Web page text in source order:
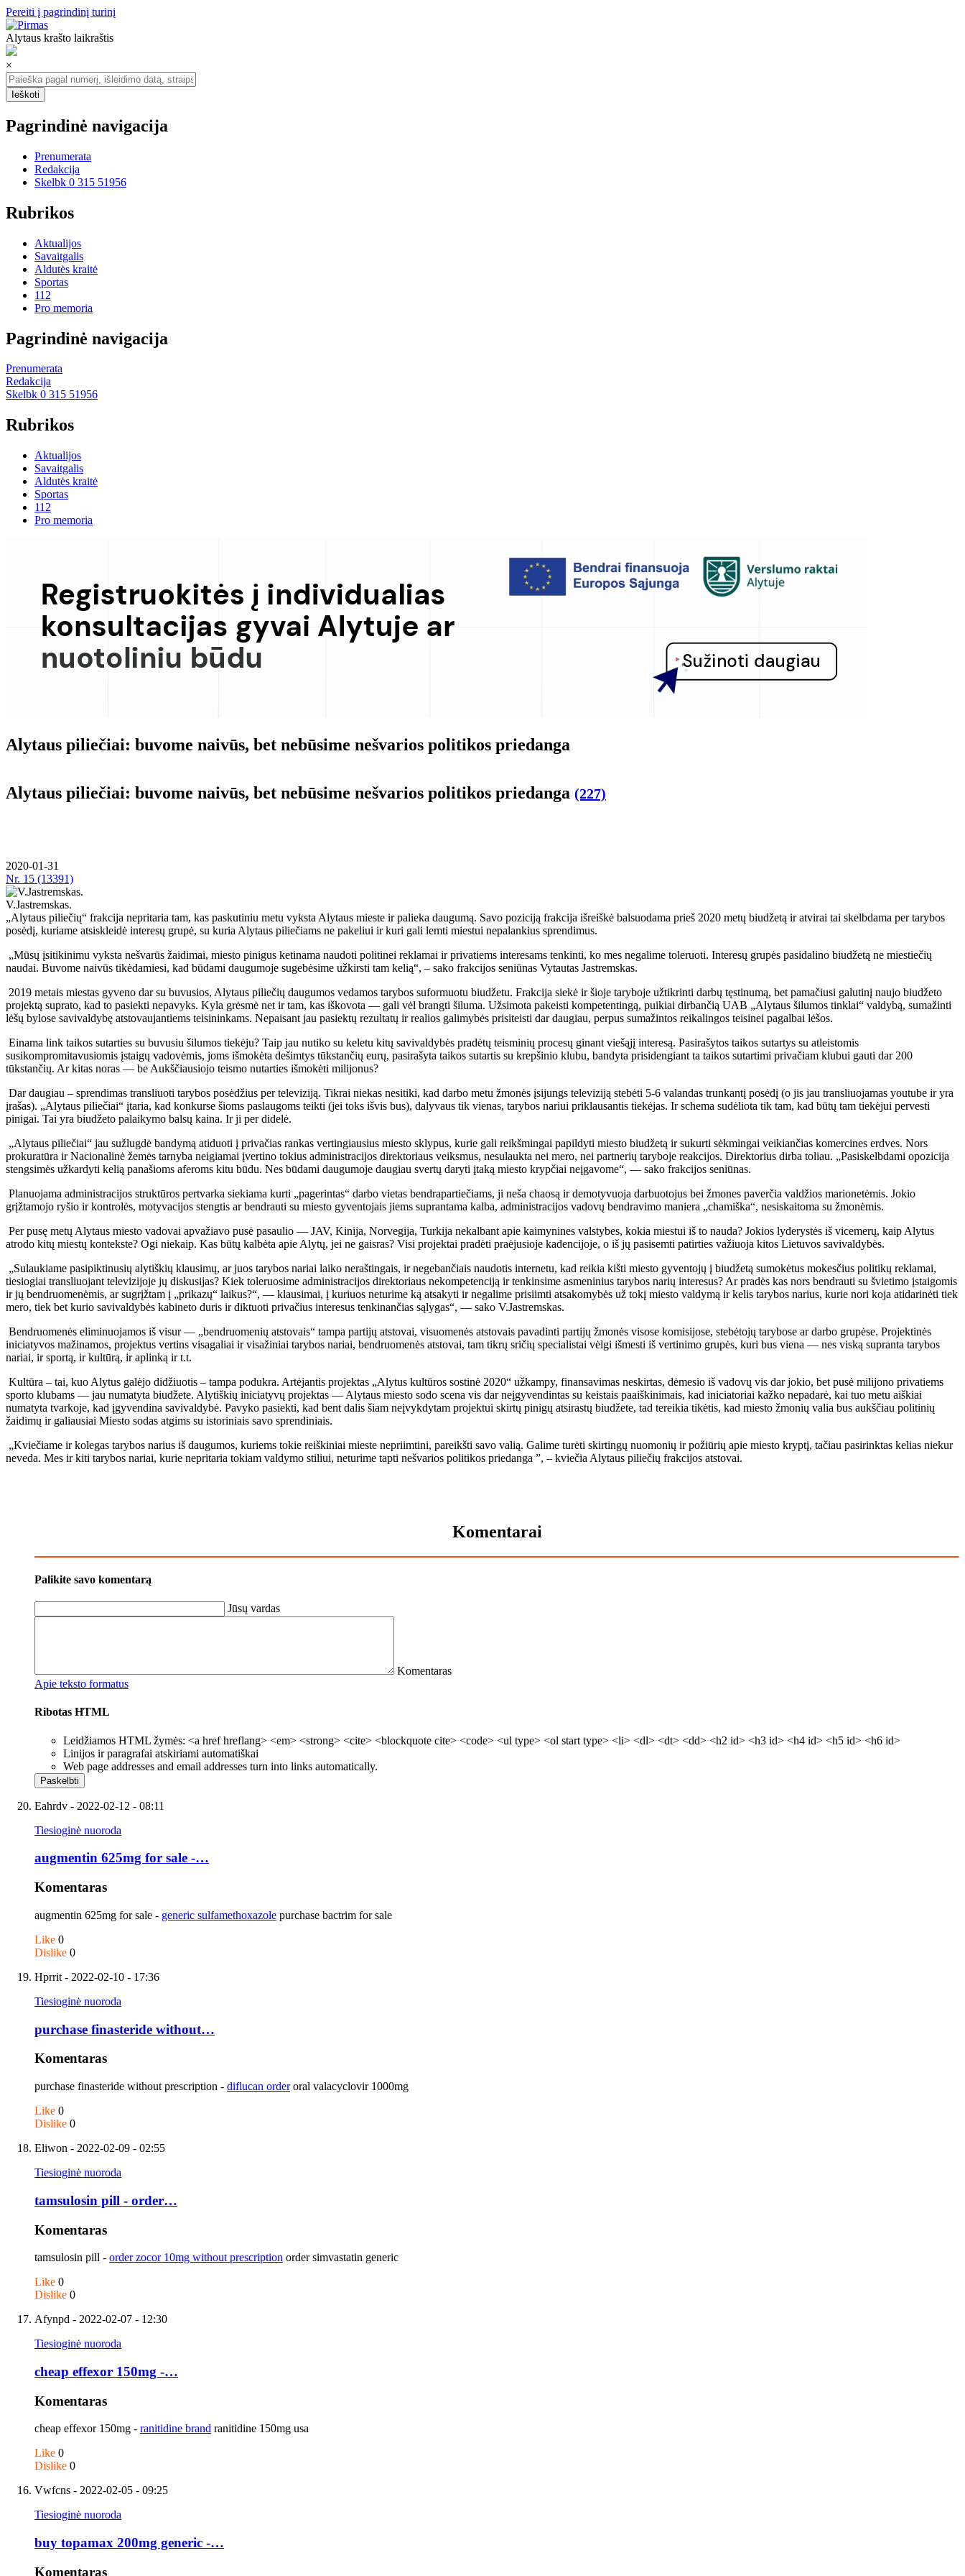
Pereiti į pagrindinį turinį
Alytaus krašto laikraštis
×
Pagrindinė navigacija
Prenumerata
Redakcija
Skelbk 0 315 51956
Rubrikos
Aktualijos
Savaitgalis
Aldutės kraitė
Sportas
112
Pro memoria
Pagrindinė navigacija
Prenumerata
Redakcija
Skelbk 0 315 51956
Rubrikos
Aktualijos
Savaitgalis
Aldutės kraitė
Sportas
112
Pro memoria
Alytaus piliečiai: buvome naivūs, bet nebūsime nešvarios politikos priedanga
Alytaus piliečiai: buvome naivūs, bet nebūsime nešvarios politikos priedanga (227)
2020-01-31
Nr. 15 (13391)
V.Jastremskas.
„Alytaus piliečių“ frakcija nepritaria tam, kas paskutiniu metu vyksta Alytaus mieste ir palieka daugumą. Savo poziciją frakcija išreiškė balsuodama prieš 2020 metų biudžetą ir atvirai tai skelbdama per tarybos
posėdį, kuriame atsiskleidė interesų grupė, su kuria Alytaus piliečiams ne pakeliui ir kuri gali lemti miestui nepalankius sprendimus.
„Mūsų įsitikinimu vyksta nešvarūs žaidimai, miesto pinigus ketinama naudoti politinei reklamai ir privatiems interesams tenkinti, ko mes negalime toleruoti. Interesų grupės pasidalino biudžetą ne miestiečių
naudai. Buvome naivūs tikėdamiesi, kad būdami daugumoje sugebėsime užkirsti tam kelią“, – sako frakcijos seniūnas Vytautas Jastremskas.
2019 metais miestas gyveno dar su buvusios, Alytaus piliečių daugumos vedamos tarybos suformuotu biudžetu. Frakcija siekė ir šioje taryboje užtikrinti darbų tęstinumą, bet pamačiusi galutinį naujo biudžeto
projektą suprato, kad to pasiekti nepavyks. Kyla grėsmė net ir tam, kas iškovota — gali vėl brangti šiluma. Užsimota pakeisti kompetentingą, puikiai dirbančią UAB „Alytaus šilumos tinklai“ valdybą, sumažinti
lėšų bylose savivaldybę atstovaujantiems teisininkams. Nepaisant jau pasiektų rezultatų ir realios galimybės prisiteisti dar daugiau, perpus sumažintos reikalingos teisinei pagalbai lėšos.
Einama link taikos sutarties su buvusiu šilumos tiekėju? Taip jau nutiko su keletu kitų savivaldybės pradėtų teisminių procesų ginant viešąjį interesą. Pasirašytos taikos sutartys su atleistomis
susikompromitavusiomis įstaigų vadovėmis, joms išmokėta dešimtys tūkstančių eurų, pasirašyta taikos sutartis su krepšinio klubu, bandyta prisidengiant ta taikos sutartimi privačiam klubui gauti dar 200
tūkstančių. Ar kitas noras — be Aukščiausiojo teismo nutarties išmokėti milijonus?
Dar daugiau – sprendimas transliuoti tarybos posėdžius per televiziją. Tikrai niekas nesitiki, kad darbo metu žmonės įsijungs televiziją stebėti 5-6 valandas trunkantį posėdį (o jis jau transliuojamas youtube ir yra
įrašas). „Alytaus piliečiai“ įtaria, kad konkurse šioms paslaugoms teikti (jei toks išvis bus), dalyvaus tik vienas, tarybos nariui priklausantis tiekėjas. Ir schema sudėliota tik tam, kad būtų tam tiekėjui pervesti
pinigai. Tai yra biudžeto palaikymo balsų kaina. Ir ji per didelė.
„Alytaus piliečiai“ jau sužlugdė bandymą atiduoti į privačias rankas vertingiausius miesto sklypus, kurie gali reikšmingai papildyti miesto biudžetą ir sukurti sėkmingai veikiančias komercines erdves. Nors
prokuratūra ir Nacionalinė žemės tarnyba neigiamai įvertino tokius administracijos direktoriaus veiksmus, nesulaukta nei mero, nei partnerių taryboje reakcijos. Direktorius dirba toliau. „Pasiskelbdami opozicija
stengsimės užkardyti kelią panašioms aferoms kitu būdu. Nes būdami daugumoje daugiau svertų daryti įtaką miesto krypčiai neįgavome“, — sako frakcijos seniūnas.
Planuojama administracijos struktūros pertvarka siekiama kurti „pagerintas“ darbo vietas bendrapartiečiams, ji neša chaosą ir demotyvuoja darbuotojus bei žmones paverčia valdžios marionetėmis. Jokio
grįžtamojo ryšio ir kontrolės, motyvacijos stengtis ar bendrauti su miesto gyventojais jiems suprantama kalba, administracijos vadovų bendravimo maniera „chamiška“, nesiskaitoma su žmonėmis.
Per pusę metų Alytaus miesto vadovai apvažiavo pusė pasaulio — JAV, Kinija, Norvegija, Turkija nekalbant apie kaimynines valstybes, kokia miestui iš to nauda? Jokios lyderystės iš vicemerų, kaip Alytus
atrodo kitų miestų kontekste? Ogi niekaip. Kas būtų kalbėta apie Alytų, jei ne gaisras? Visi projektai pradėti praėjusioje kadencijoje, o iš jų pasisemti patirties važiuoja kitos Lietuvos savivaldybės.
„Sulaukiame pasipiktinusių alytiškių klausimų, ar juos tarybos nariai laiko neraštingais, ir negebančiais naudotis internetu, kad reikia kišti miesto gyventojų į biudžetą sumokėtus mokesčius politikų reklamai,
tiesiogiai transliuojant televizijoje jų diskusijas? Kiek toleruosime administracijos direktoriaus nekompetenciją ir tenkinsime asmeninius tarybos narių interesus? Ar pradės kas nors bendrauti su švietimo įstaigomis
ir jų bendruomenėmis, ar sugrįžtam į „prikazų“ laikus?“, — klausimai, į kuriuos neturime ką atsakyti ir negalime prisiimti atsakomybės už tokį miesto valdymą ir kelis tarybos narius, kurie nori koja atidarinėti tiek
mero, tiek bet kurio savivaldybės kabineto duris ir diktuoti privačius interesus tenkinančias sąlygas“, — sako V.Jastremskas.
Bendruomenės eliminuojamos iš visur — „bendruomenių atstovais“ tampa partijų atstovai, visuomenės atstovais pavadinti partijų žmonės visose komisijose, stebėtojų tarybose ar darbo grupėse. Projektinės
iniciatyvos mažinamos, projektus vertins visagaliai ir visažiniai tarybos nariai, bendruomenės atstovai, tam tikrų sričių specialistai vėlgi išmesti iš vertinimo grupės, kuri bus viena — nes viską supranta tarybos
nariai, ir sportą, ir kultūrą, ir aplinką ir t.t.
Kultūra – tai, kuo Alytus galėjo didžiuotis – tampa podukra. Artėjantis projektas „Alytus kultūros sostinė 2020“ užkampy, finansavimas neskirtas, dėmesio iš vadovų vis dar jokio, bet pusė milijono privatiems
sporto klubams — jau numatyta biudžete. Alytiškių iniciatyvų projektas — Alytaus miesto sodo scena vis dar neįgyvendintas su keistais paaiškinimais, kad iniciatoriai kažko nepadarė, kai tuo metu aiškiai
numatyta tvarkoje, kad įgyvendina savivaldybė. Pavyko pasiekti, kad bent dalis šiam neįvykdytam projektui skirtų pinigų atsirastų biudžete, tad tereikia tikėtis, kad miesto žmonių valia bus aukščiau politinių
žaidimų ir galiausiai Miesto sodas atgims su istoriniais savo sprendiniais.
„Kviečiame ir kolegas tarybos narius iš daugumos, kuriems tokie reiškiniai mieste nepriimtini, pareikšti savo valią. Galime turėti skirtingų nuomonių ir požiūrių apie miesto kryptį, tačiau pasirinktas kelias niekur
neveda. Mes ir kiti tarybos nariai, kurie nepritaria tokiam valdymo stiliui, neturime tapti nešvarios politikos priedanga ”, – kviečia Alytaus piliečių frakcijos atstovai.
Komentarai
Palikite savo komentarą
Jūsų vardas
Komentaras
Apie teksto formatus
Ribotas HTML
Leidžiamos HTML žymės: <a href hreflang> <em> <strong> <cite> <blockquote cite> <code> <ul type> <ol start type> <li> <dl> <dt> <dd> <h2 id> <h3 id> <h4 id> <h5 id> <h6 id>
Linijos ir paragrafai atskiriami automatiškai
Web page addresses and email addresses turn into links automatically.
Eahrdv - 2022-02-12 - 08:11
Tiesioginė nuoroda
augmentin 625mg for sale -…
Komentaras
augmentin 625mg for sale - generic sulfamethoxazole purchase bactrim for sale
Like 0
Dislike 0
Hprrit - 2022-02-10 - 17:36
Tiesioginė nuoroda
purchase finasteride without…
Komentaras
purchase finasteride without prescription - diflucan orderoral valacyclovir 1000mg
Like 0
Dislike 0
Eliwon - 2022-02-09 - 02:55
Tiesioginė nuoroda
tamsulosin pill - order…
Komentaras
tamsulosin pill - order zocor 10mg without prescription order simvastatin generic
Like 0
Dislike 0
Afynpd - 2022-02-07 - 12:30
Tiesioginė nuoroda
cheap effexor 150mg -…
Komentaras
cheap effexor 150mg - ranitidine brand ranitidine 150mg usa
Like 0
Dislike 0
Vwfcns - 2022-02-05 - 09:25
Tiesioginė nuoroda
buy topamax 200mg generic -…
Komentaras